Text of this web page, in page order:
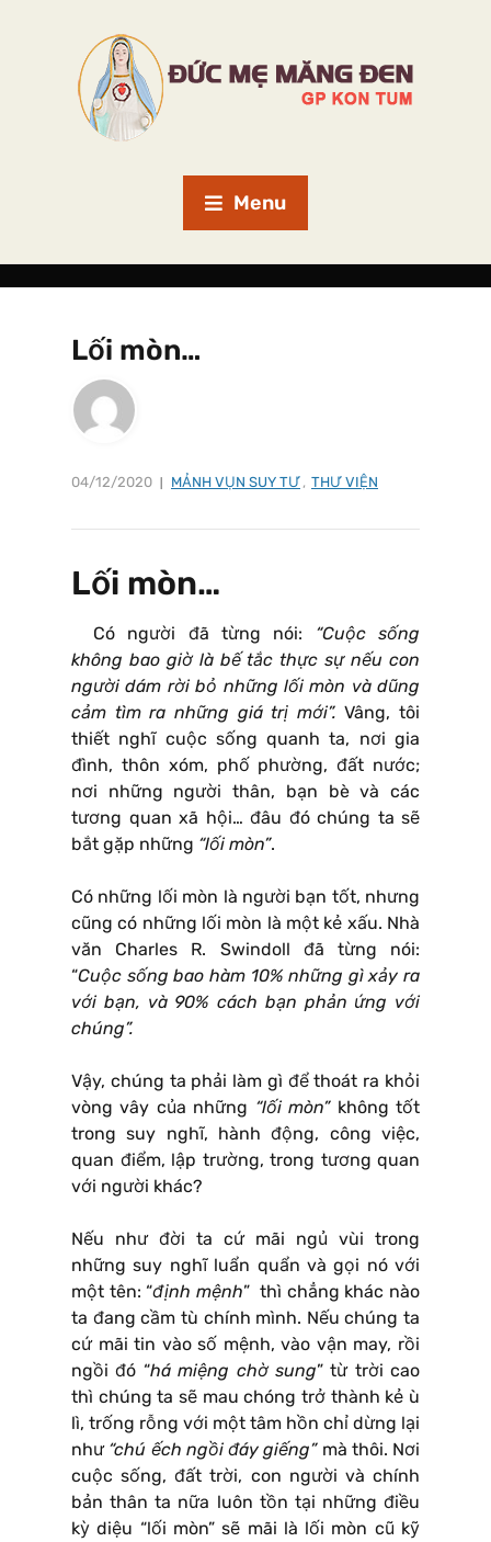
Menu
Lối mòn…
04/12/2020 MẢNH VỤN SUY TƯ , THƯ VIỆN
Lối mòn…
Có người đã từng nói: “Cuộc sống
không bao giờ là bế tắc thực sự nếu con
người dám rời bỏ những lối mòn và dũng
cảm tìm ra những giá trị mới”.Vâng, tôi
thiết nghĩ cuộc sống quanh ta, nơi gia
đình, thôn xóm, phố phường, đất nước;
nơi những người thân, bạn bè và các
tương quan xã hội… đâu đó chúng ta sẽ
bắt gặp những “lối mòn”.
Có những lối mòn là người bạn tốt, nhưng
cũng có những lối mòn là một kẻ xấu. Nhà
văn Charles R. Swindoll đã từng nói:
“Cuộc sống bao hàm 10% những gì xảy ra
với bạn, và 90% cách bạn phản ứng với
chúng”.
Vậy, chúng ta phải làm gì để thoát ra khỏi
vòng vây của những “lối mòn” không tốt
trong suy nghĩ, hành động, công việc,
quan điểm, lập trường, trong tương quan
với người khác?
Nếu như đời ta cứ mãi ngủ vùi trong
những suy nghĩ luẩn quẩn và gọi nó với
một tên: “định mệnh” thì chẳng khác nào
ta đang cầm tù chính mình. Nếu chúng ta
cứ mãi tin vào số mệnh, vào vận may, rồi
ngồi đó “há miệng chờ sung” từ trời cao
thì chúng ta sẽ mau chóng trở thành kẻ ù
lì, trống rỗng với một tâm hồn chỉ dừng lại
như “chú ếch ngồi đáy giếng”mà thôi. Nơi
cuộc sống, đất trời, con người và chính
bản thân ta nữa luôn tồn tại những điều
kỳ diệu “lối mòn” sẽ mãi là lối mòn cũ kỹ